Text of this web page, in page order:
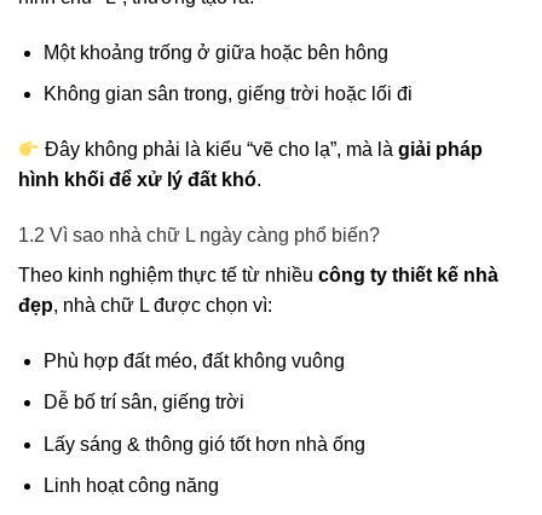
Một khoảng trống ở giữa hoặc bên hông
Không gian sân trong, giếng trời hoặc lối đi
Đây không phải là kiểu “vẽ cho lạ”, mà làgiải pháp
hình khối để xử lý đất khó.
1.2 Vì sao nhà chữ L ngày càng phổ biến?
Theo kinh nghiệm thực tế từ nhiều công ty thiết kế nhà
đẹp, nhà chữ L được chọn vì:
Phù hợp đất méo, đất không vuông
Dễ bố trí sân, giếng trời
Lấy sáng & thông gió tốt hơn nhà ống
Linh hoạt công năng